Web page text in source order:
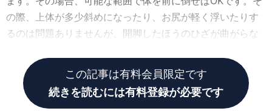
の際、上体が多少斜めになったり、お尻が軽く浮いたりす
るのは問題ありませんが、開脚したほうのひざが曲がらな
この記事は有料会員限定です
続きを読むには有料登録が必要です